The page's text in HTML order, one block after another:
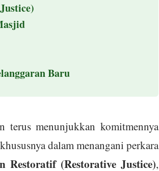
Baru
terus menunjukkan komitmennya
dalam menangani perkara
Restoratif (Restorative Justice),